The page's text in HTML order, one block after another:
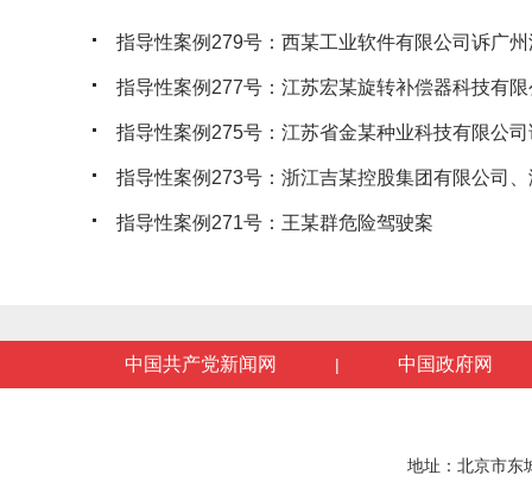
指导性案例279号：西某工业软件有限公司诉广
指导性案例277号：江苏宏某旋转补偿器科技有
指导性案例275号：江苏省金某种业科技有限公
指导性案例273号：浙江吉某控股集团有限公司
指导性案例271号：王某群危险驾驶案
中国共产党新闻网 | 中国政府网
地址：北京市东